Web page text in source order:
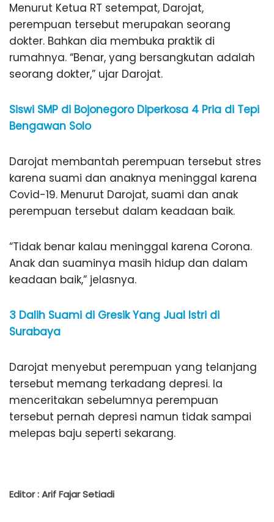
Menurut Ketua RT setempat, Darojat,
perempuan tersebut merupakan seorang
dokter. Bahkan dia membuka praktik di
rumahnya. “Benar, yang bersangkutan adalah
seorang dokter,” ujar Darojat.
Siswi SMP di Bojonegoro Diperkosa 4 Pria di Tepi
Bengawan Solo
Darojat membantah perempuan tersebut stres
karena suami dan anaknya meninggal karena
Covid-19. Menurut Darojat, suami dan anak
perempuan tersebut dalam keadaan baik.
“Tidak benar kalau meninggal karena Corona.
Anak dan suaminya masih hidup dan dalam
keadaan baik,” jelasnya.
3 Dalih Suami di Gresik Yang Jual Istri di
Surabaya
Darojat menyebut perempuan yang telanjang
tersebut memang terkadang depresi. Ia
menceritakan sebelumnya perempuan
tersebut pernah depresi namun tidak sampai
melepas baju seperti sekarang.
Editor : Arif Fajar Setiadi